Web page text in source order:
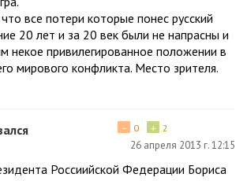
все потери которые понес русский
20 лет и за 20 век были не напрасны и
некое привилегированное положении в
мирового конфликта. Место зрителя.
+ 2
− 0
26 апреля 2013 г. 12:15
Россиийской Федерации Бориса